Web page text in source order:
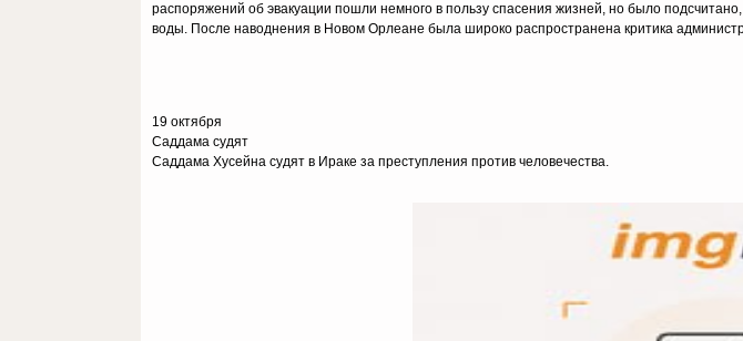
распоряжений об эвакуации пошли немного в пользу спасения жизней, но было
воды. После наводнения в Новом Орлеане была широко распространена критика
19 октября
Саддама судят
Саддама Хусейна судят в Ираке за преступления против человечества.